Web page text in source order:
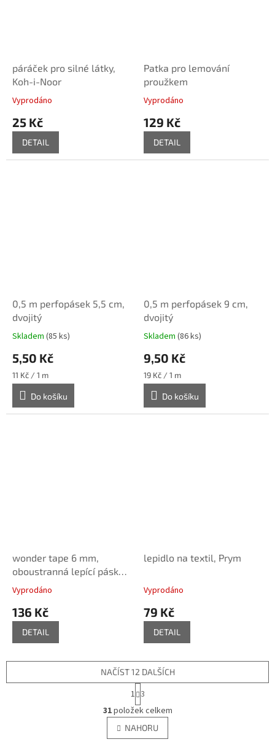
páráček pro silné látky,
Koh-i-Noor
Vyprodáno
25 Kč
DETAIL
Patka pro lemování
proužkem
Vyprodáno
129 Kč
DETAIL
0,5 m perfopásek 5,5 cm,
dvojitý
Skladem (85 ks)
5,50 Kč
Měrná
cena:
11 Kč / 1 m
Do košíku
0,5 m perfopásek 9 cm,
dvojitý
Skladem (86 ks)
9,50 Kč
Měrná
cena:
19 Kč / 1 m
Do košíku
wonder tape 6 mm,
oboustranná lepící páska,
Prym
Vyprodáno
136 Kč
DETAIL
lepidlo na textil, Prym
Vyprodáno
79 Kč
DETAIL
O
v
l
á
NAČÍST 12 DALŠÍCH
t
r
á
n
k
1 3
31položek celkem
NAHORU